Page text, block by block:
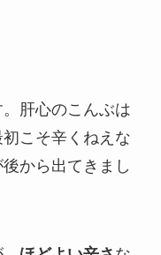
肝心のこんぶは
こそ辛くねえな
から出てきまし